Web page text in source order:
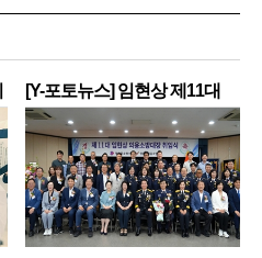
[Y-포토뉴스] 임현상 제11대
영